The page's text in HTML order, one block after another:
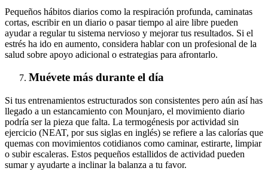
Pequeños hábitos diarios como la respiración profunda, caminatas
cortas, escribir en un diario o pasar tiempo al aire libre pueden
ayudar a regular tu sistema nervioso y mejorar tus resultados. Si el
estrés ha ido en aumento, considera hablar con un profesional de la
salud sobre apoyo adicional o estrategias para afrontarlo.
Muévete más durante el día
Si tus entrenamientos estructurados son consistentes pero aún así has
llegado a un estancamiento con Mounjaro, el movimiento diario
podría ser la pieza que falta. La termogénesis por actividad sin
ejercicio (NEAT, por sus siglas en inglés) se refiere a las calorías que
quemas con movimientos cotidianos como caminar, estirarte, limpiar
o subir escaleras. Estos pequeños estallidos de actividad pueden
sumar y ayudarte a inclinar la balanza a tu favor.